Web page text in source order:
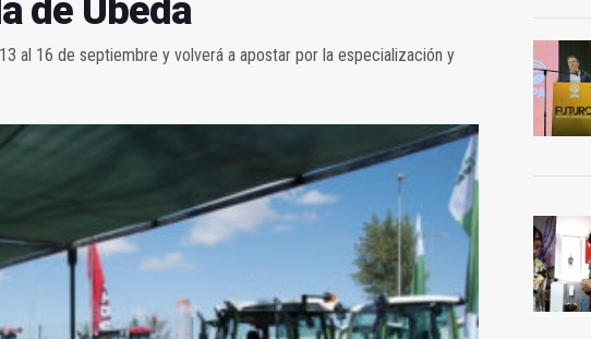
de Úbeda
al 16 de septiembre y volverá a apostar por la especialización y